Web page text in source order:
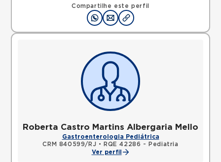
Compartilhe este perfil
Roberta Castro Martins Albergaria Mello
Gastroenterologia Pediátrica
CRM 840599/RJ •
RQE 42286 - Pediatria
Ver perfil